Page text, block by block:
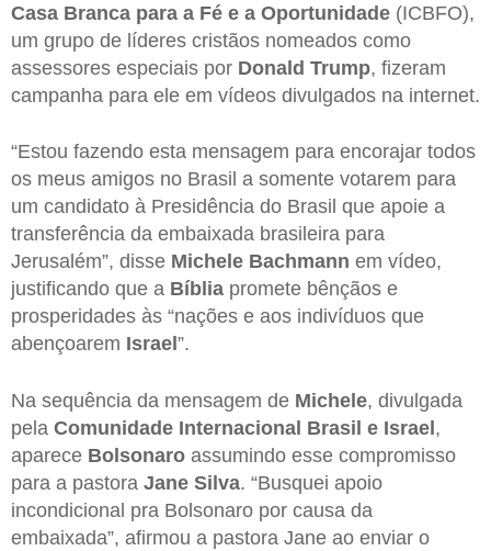
Casa Branca para a Fé e a Oportunidade (ICBFO),
um grupo de líderes cristãos nomeados como
assessores especiais por Donald Trump, fizeram
campanha para ele em vídeos divulgados na internet.
“Estou fazendo esta mensagem para encorajar todos
os meus amigos no Brasil a somente votarem para
um candidato à Presidência do Brasil que apoie a
transferência da embaixada brasileira para
Jerusalém”, disse Michele Bachmann em vídeo,
justificando que a Bíblia promete bênçãos e
prosperidades às “nações e aos indivíduos que
abençoarem Israel ”.
Na sequência da mensagem de Michele, divulgada
pela Comunidade Internacional Brasil e Israel,
aparece Bolsonaro assumindo esse compromisso
para a pastora Jane Silva. “Busquei apoio
incondicional pra Bolsonaro por causa da
embaixada”, afirmou a pastora Jane ao enviar o